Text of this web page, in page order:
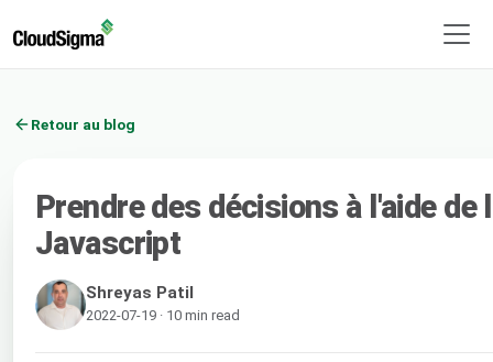
Retour au blog
Prendre des décisions à l'aide
Javascript
Shreyas Patil
2022-07-19 · 10 min read